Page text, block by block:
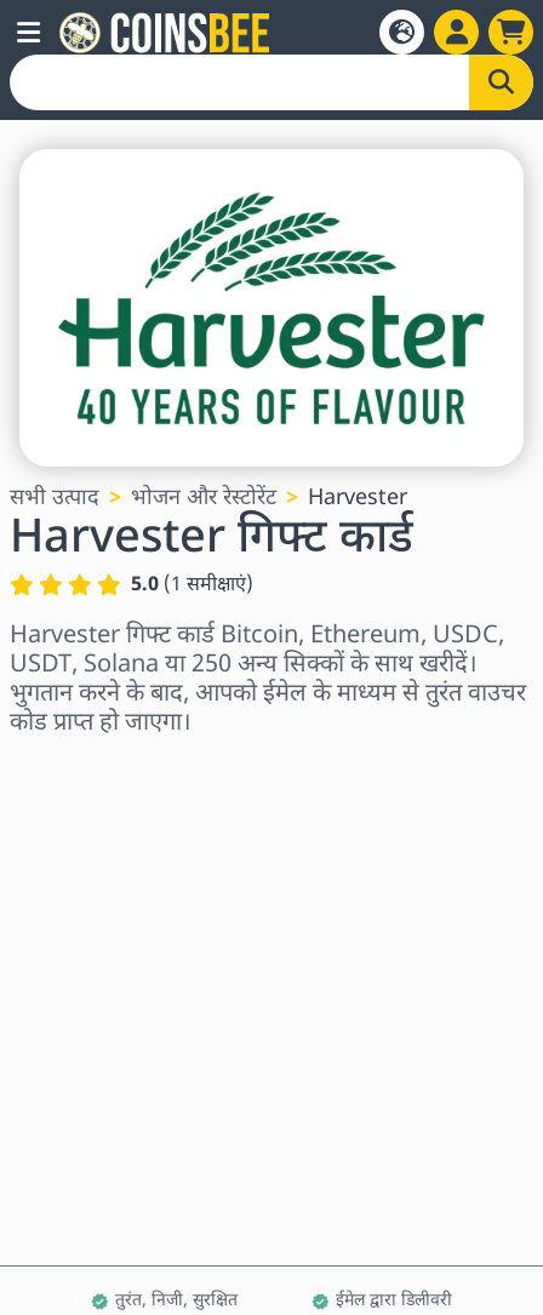
सभी उत्पाद भोजन और रेस्टोरेंट Harvester
Harvester गिफ्ट कार्ड
5.0 (1 समीक्षाएं)
Harvester गिफ्ट कार्ड Bitcoin, Ethereum, USDC,
USDT, Solana या 250 अन्य सिक्कों के साथ खरीदें।
भुगतान करने के बाद, आपको ईमेल के माध्यम से तुरंत वाउचर
कोड प्राप्त हो जाएगा।
तुरंत, निजी, सुरक्षित ईमेल द्वारा डिलीवरी